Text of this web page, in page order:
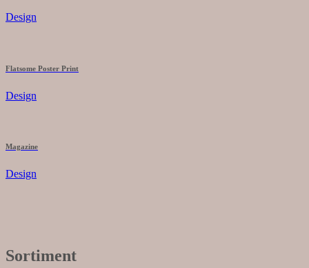
Design
Flatsome Poster Print
Design
Magazine
Design
Sortiment